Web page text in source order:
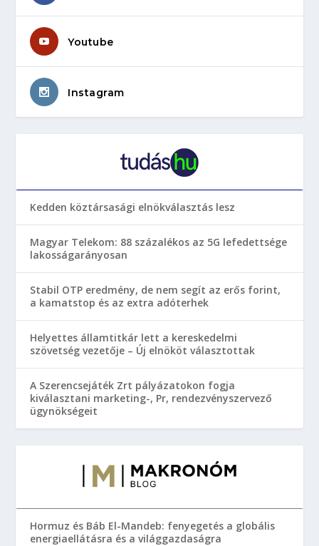
Youtube
Instagram
Kedden köztársasági elnökválasztás lesz
Magyar Telekom: 88 százalékos az 5G lefedettsége
lakosságarányosan
Stabil OTP eredmény, de nem segít az erős forint,
a kamatstop és az extra adóterhek
Helyettes államtitkár lett a kereskedelmi
szövetség vezetője – Új elnököt választottak
A Szerencsejáték Zrt pályázatokon fogja
kiválasztani marketing-, Pr, rendezvényszervező
ügynökségeit
Hormuz és Báb El-Mandeb: fenyegetés a globális
energiaellátásra és a világgazdaságra